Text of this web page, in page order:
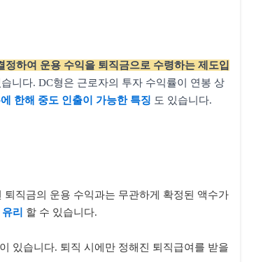
하여 운용 수익을 퇴직금으로 수령하는 제도입
니다. DC형은 근로자의 투자 수익률이 연봉 상
한해 중도 인출이 가능한 특징 도 있습니다.
퇴직금의 운용 수익과는 무관하게 확정된 액수가
리 할 수 있습니다.
있습니다. 퇴직 시에만 정해진 퇴직급여를 받을